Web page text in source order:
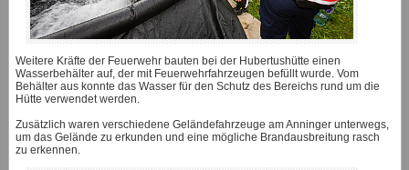
Weitere Kräfte der Feuerwehr bauten bei der Hubertushütte einen
Wasserbehälter auf, der mit Feuerwehrfahrzeugen befüllt wurde. Vom
Behälter aus konnte das Wasser für den Schutz des Bereichs rund um die
Hütte verwendet werden.
Zusätzlich waren verschiedene Geländefahrzeuge am Anninger unterwegs,
um das Gelände zu erkunden und eine mögliche Brandausbreitung rasch
zu erkennen.